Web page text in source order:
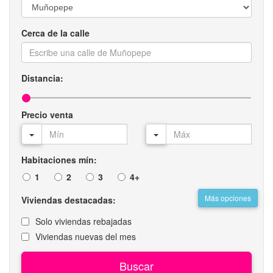
Cerca de la calle
Distancia:
Precio venta
Habitaciones mín:
1
2 3 4+
Más opciones
Viviendas destacadas:
Solo viviendas rebajadas
Viviendas nuevas del mes
Buscar